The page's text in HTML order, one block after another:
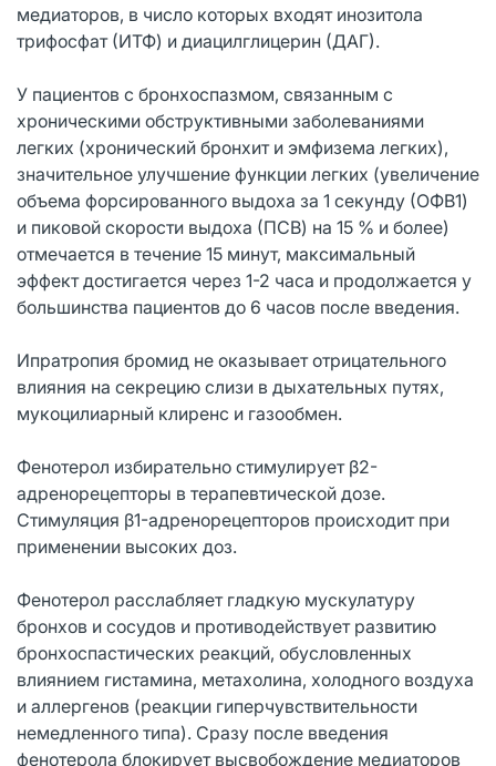
медиаторов, в число которых входят инозитола
трифосфат (ИТФ) и диацилглицерин (ДАГ).
У пациентов с бронхоспазмом, связанным с
хроническими обструктивными заболеваниями
легких (хронический бронхит и эмфизема легких),
значительное улучшение функции легких (увеличение
объема форсированного выдоха за 1 секунду (ОФВ1)
и пиковой скорости выдоха (ПСВ) на 15 % и более)
отмечается в течение 15 минут, максимальный
эффект достигается через 1-2 часа и продолжается у
большинства пациентов до 6 часов после введения.
Ипратропия бромид не оказывает отрицательного
влияния на секрецию слизи в дыхательных путях,
мукоцилиарный клиренс и газообмен.
Фенотерол избирательно стимулирует β2-
адренорецепторы в терапевтической дозе.
Стимуляция β1-адренорецепторов происходит при
применении высоких доз.
Фенотерол расслабляет гладкую мускулатуру
бронхов и сосудов и противодействует развитию
бронхоспастических реакций, обусловленных
влиянием гистамина, метахолина, холодного воздуха
и аллергенов (реакции гиперчувствительности
немедленного типа). Сразу после введения
фенотерола блокирует высвобождение медиаторов